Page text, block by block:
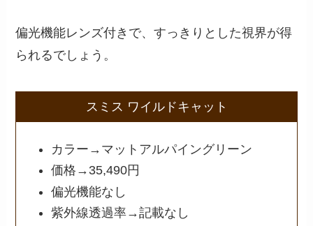
偏光機能レンズ付きで、すっきりとした視界が得
られるでしょう。
スミス ワイルドキャット
カラー→マットアルパイングリーン
価格→35,490円
偏光機能なし
紫外線透過率→記載なし